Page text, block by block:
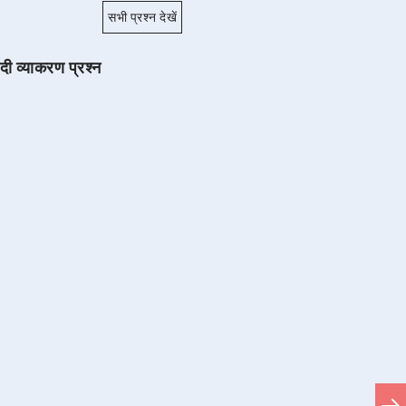
सभी प्रश्न देखें
व्याकरण प्रश्न